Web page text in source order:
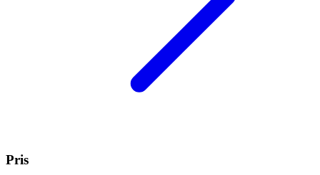
Pris